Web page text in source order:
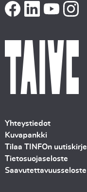
Yhteystiedot
Kuvapankki
Tilaa TINFOn uutiskirje
Tietosuojaseloste
Saavutettavuusseloste